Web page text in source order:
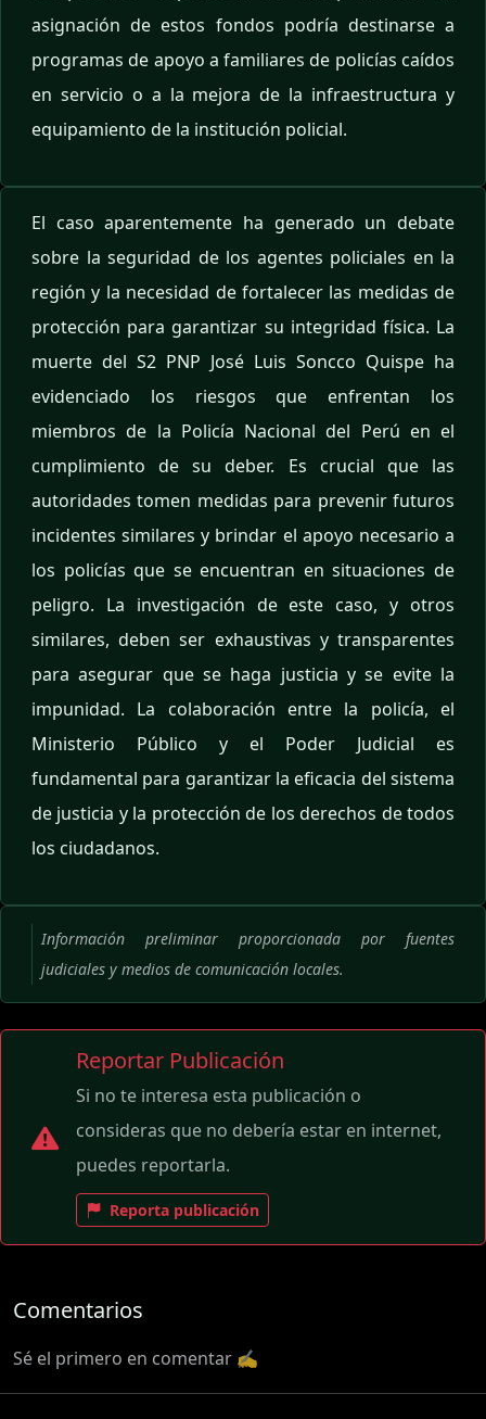
asignación de estos fondos podría destinarse a
programas de apoyo a familiares de policías caídos
en servicio o a la mejora de la infraestructura y
equipamiento de la institución policial.
El caso aparentemente ha generado un debate
sobre la seguridad de los agentes policiales en la
región y la necesidad de fortalecer las medidas de
protección para garantizar su integridad física. La
muerte del S2 PNP José Luis Soncco Quispe ha
evidenciado los riesgos que enfrentan los
miembros de la Policía Nacional del Perú en el
cumplimiento de su deber. Es crucial que las
autoridades tomen medidas para prevenir futuros
incidentes similares y brindar el apoyo necesario a
los policías que se encuentran en situaciones de
peligro. La investigación de este caso, y otros
similares, deben ser exhaustivas y transparentes
para asegurar que se haga justicia y se evite la
impunidad. La colaboración entre la policía, el
Ministerio Público y el Poder Judicial es
fundamental para garantizar la eficacia del sistema
de justicia y la protección de los derechos de todos
los ciudadanos.
Información preliminar proporcionada por fuentes
judiciales y medios de comunicación locales.
Reportar Publicación
Si no te interesa esta publicación o
consideras que no debería estar en internet,
puedes reportarla.
Reporta publicación
Comentarios
Sé el primero en comentar ✍️